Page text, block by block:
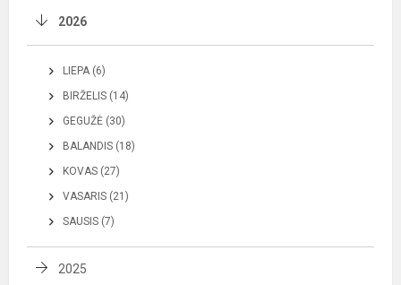
2026
LIEPA (6)
BIRŽELIS (14)
GEGUŽĖ (30)
BALANDIS (18)
KOVAS (27)
VASARIS (21)
SAUSIS (7)
2025